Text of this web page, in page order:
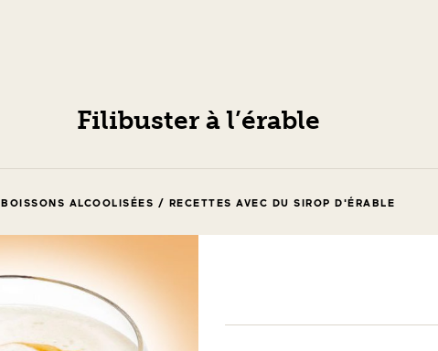
Filibuster à l’érable
BOISSONS ALCOOLISÉES / RECETTES AVEC DU SIROP D'ÉRABLE